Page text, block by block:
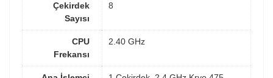
Çekirdek
Sayısı
8
CPU
Frekansı
2.40 GHz